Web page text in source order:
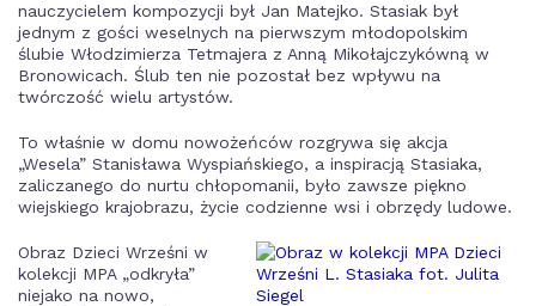
nauczycielem kompozycji był Jan Matejko. Stasiak był
jednym z gości weselnych na pierwszym młodopolskim
ślubie Włodzimierza Tetmajera z Anną Mikołajczykówną w
Bronowicach. Ślub ten nie pozostał bez wpływu na
twórczość wielu artystów.
To właśnie w domu nowożeńców rozgrywa się akcja
„Wesela” Stanisława Wyspiańskiego, a inspiracją Stasiaka,
zaliczanego do nurtu chłopomanii, było zawsze piękno
wiejskiego krajobrazu, życie codzienne wsi i obrzędy ludowe.
Obraz Dzieci Wrześni w
kolekcji MPA „odkryła”
niejako na nowo,